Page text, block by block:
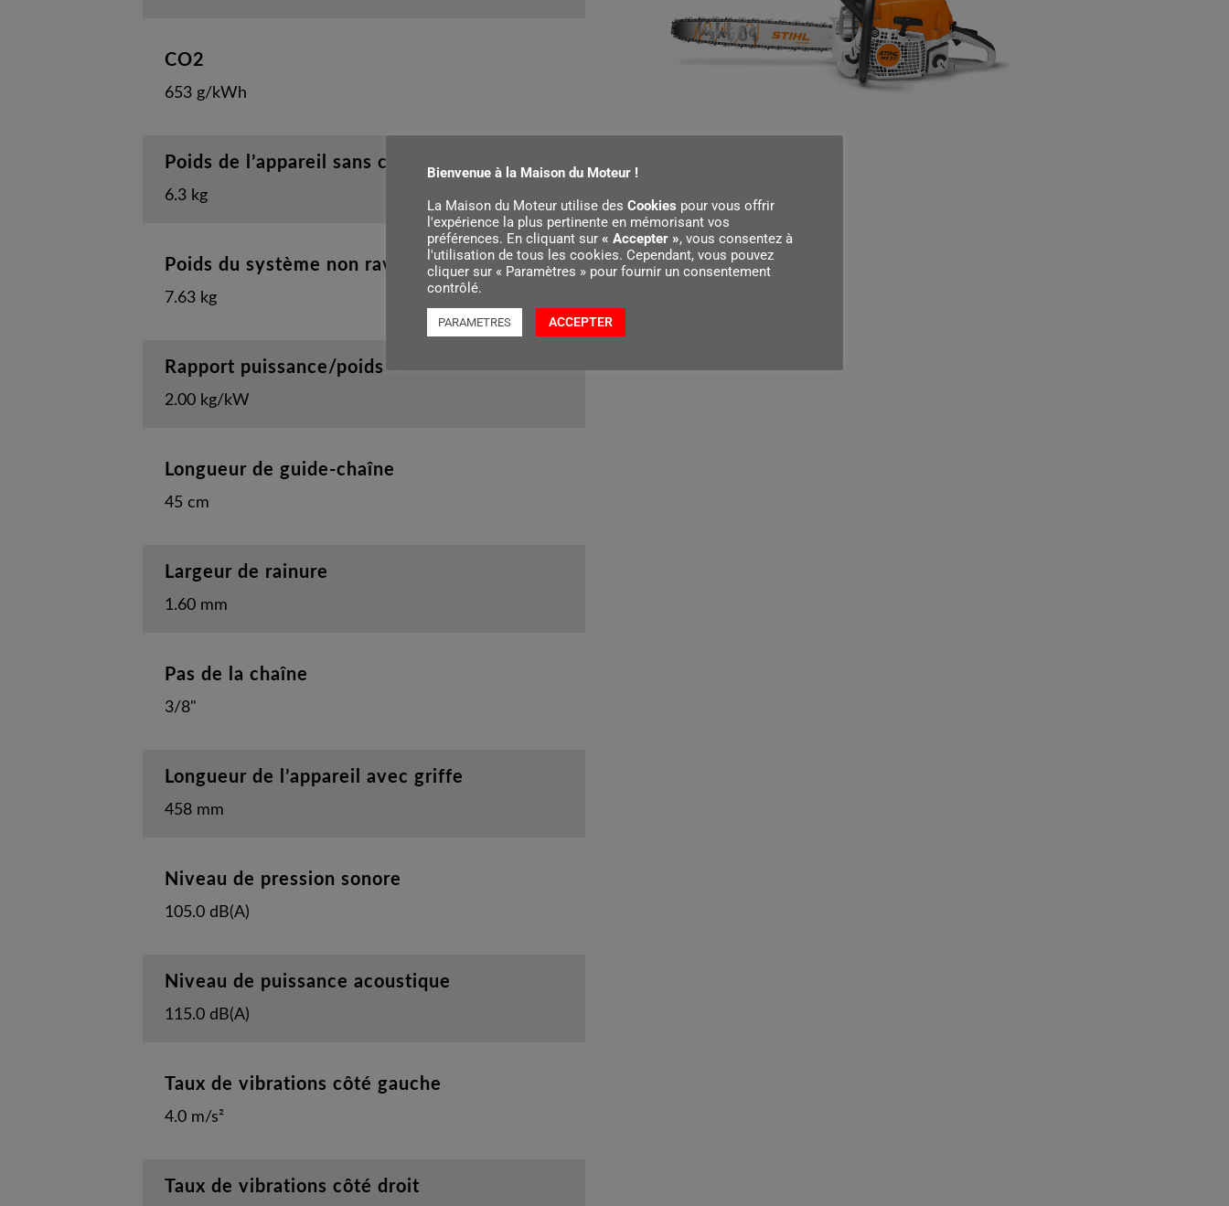
CO2
653 g/kWh
Poids de l’appareil sans carburant
6.3 kg
Poids du système non ravitaillé en carburant
7.63 kg
Rapport puissance/poids
2.00 kg/kW
Longueur de guide-chaîne
45 cm
Largeur de rainure
1.60 mm
Pas de la chaîne
3/8"
Longueur de l’appareil avec griffe
458 mm
Niveau de pression sonore
105.0 dB(A)
Niveau de puissance acoustique
115.0 dB(A)
Taux de vibrations côté gauche
4.0 m/s²
Taux de vibrations côté droit
Bienvenue à la Maison du Moteur !
La Maison du Moteur utilise des Cookies pour vous offrir
l'expérience la plus pertinente en mémorisant vos
préférences. En cliquant sur « Accepter », vous consentez à
l'utilisation de tous les cookies. Cependant, vous pouvez
cliquer sur « Paramètres » pour fournir un consentement
contrôlé.
PARAMETRES ACCEPTER